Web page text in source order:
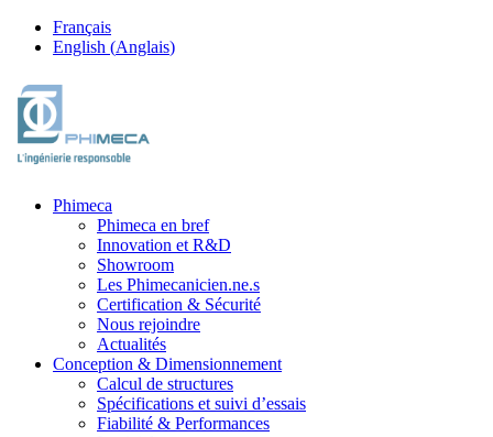
Français
English (Anglais)
Phimeca
Phimeca en bref
Innovation et R&D
Showroom
Les Phimecanicien.ne.s
Certification & Sécurité
Nous rejoindre
Actualités
Conception & Dimensionnement
Calcul de structures
Spécifications et suivi d’essais
Fiabilité & Performances